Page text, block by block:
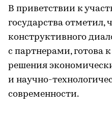
В приветствии к
государства отметил,
конструктивного
с партнерами, готова
решения
и научно-
современности.